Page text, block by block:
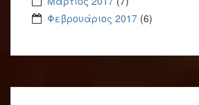
Φεβρουάριος 2017 (6)